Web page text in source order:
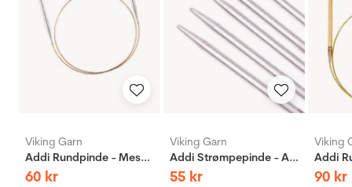
Viking Garn
Addi Rundpinde - Messing
60 kr
Viking Garn
Addi Strømpepinde - Aluminium
55 kr
Viking
90 kr